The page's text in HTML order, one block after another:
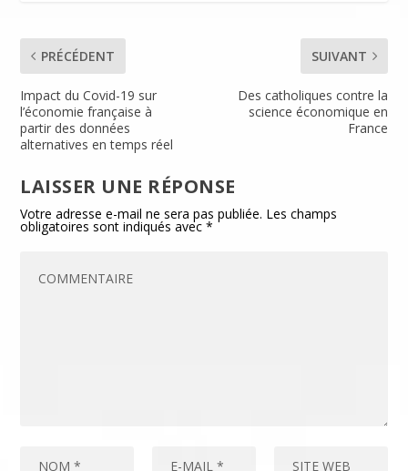
PRÉCÉDENT
Impact du Covid-19 sur
l’économie française à
partir des données
alternatives en temps réel
SUIVANT
Des catholiques contre la
science économique en
France
LAISSER UNE RÉPONSE
Votre adresse e-mail ne sera pas publiée. Les champs
obligatoires sont indiqués avec*